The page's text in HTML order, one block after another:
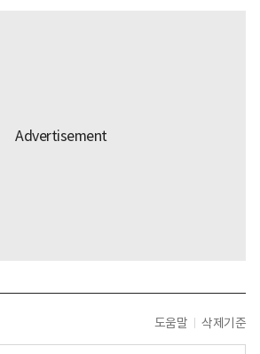
도움말 삭제기준